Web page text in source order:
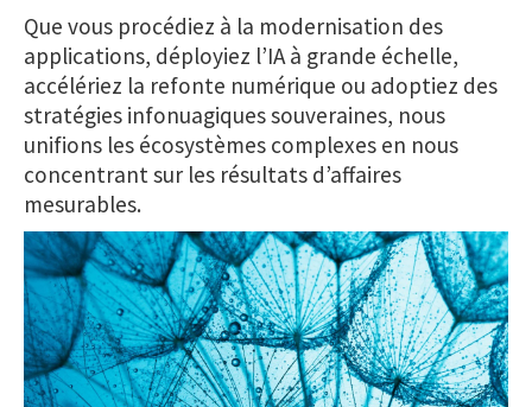
Que vous procédiez à la modernisation des
applications, déployiez l’IA à grande échelle,
accélériez la refonte numérique ou adoptiez des
stratégies infonuagiques souveraines, nous
unifions les écosystèmes complexes en nous
concentrant sur les résultats d’affaires
mesurables.